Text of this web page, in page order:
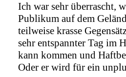
Ich war sehr überrascht,
Publikum auf dem
teilweise krasse
sehr entspannter Tag im
kann kommen und
Oder er wird für ein